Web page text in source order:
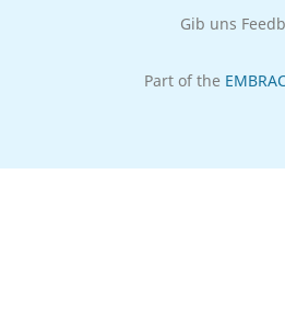
Gib uns
Part of the